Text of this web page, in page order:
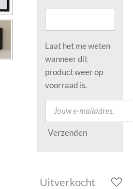
Laat het me weten
wanneer dit
product weer op
voorraad is.
Verzenden
Uitverkocht